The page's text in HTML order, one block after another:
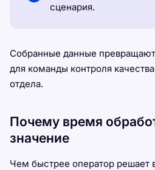
сценария.
Собранные данные
для команды контроля
отдела.
Почему время
значение
Чем быстрее оператор решает